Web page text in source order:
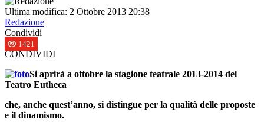
Ultima modifica: 2 Ottobre 2013 20:38
Redazione
Condividi
1421
CONDIVIDI
Si aprirà a ottobre la stagione teatrale 2013-2014 del
Teatro Eutheca
che, anche quest’anno, si distingue per la qualità delle proposte
e il dinamismo.